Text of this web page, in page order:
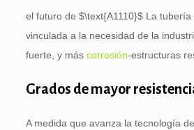
el futuro de $\text{A1110}$La tubería
vinculada a la necesidad de la
fuerte, y más corrosión-estructuras
Grados de mayor
A medida que avanza la tecnología